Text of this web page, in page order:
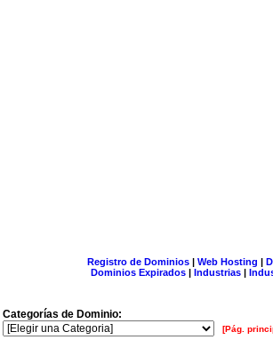
Registro de Dominios| Web Hosting |
Dominios Expirados | Industrias |
Categorías de Dominio:
[Pág.